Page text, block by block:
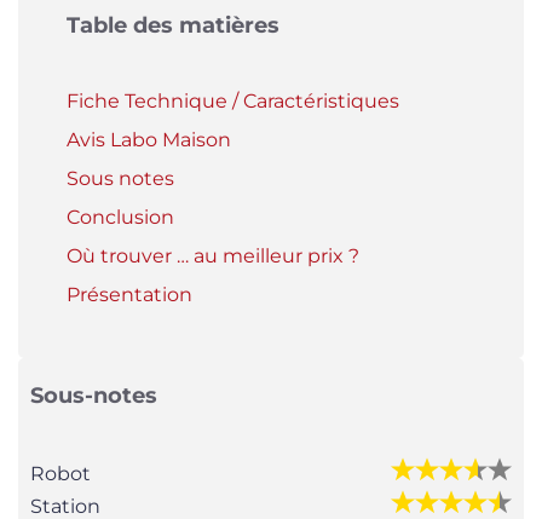
Table des matières
Fiche Technique / Caractéristiques
Avis Labo Maison
Sous notes
Conclusion
Où trouver … au meilleur prix ?
Présentation
Sous-notes
Robot
Station